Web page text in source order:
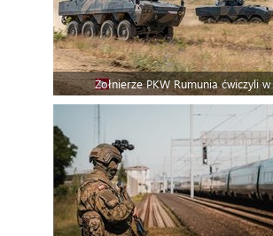
Żołnierze PKW Rumunia ćwiczyli w